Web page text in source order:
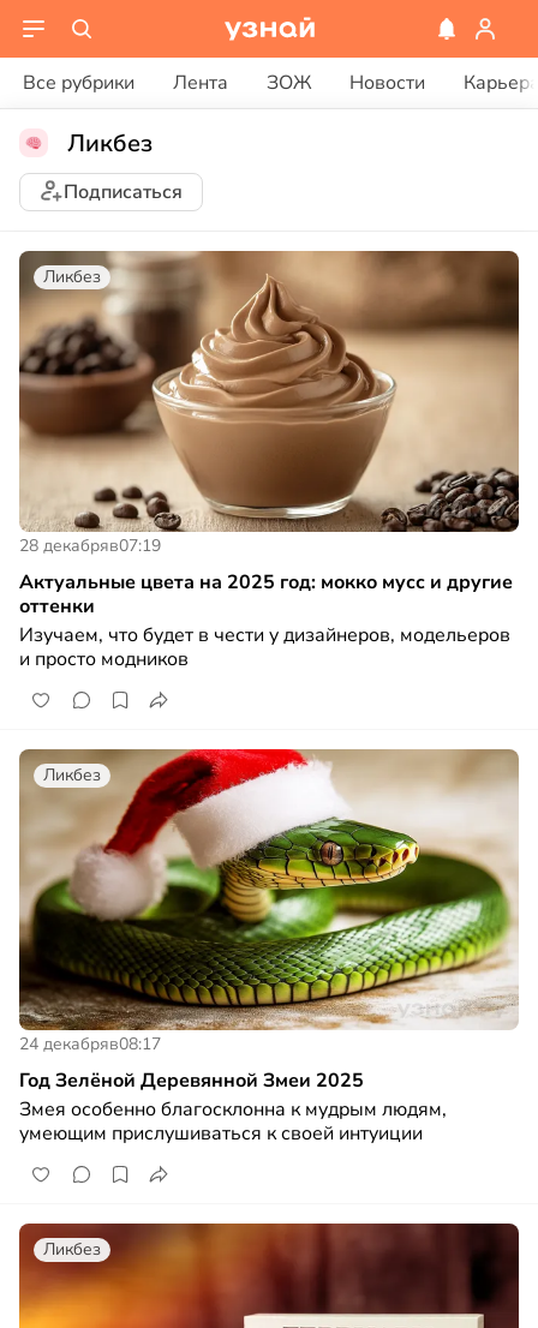
Все рубрики Лента ЗОЖ Новости
Ликбез
Подписаться
Ликбез
28 декабряв07:19
Актуальные цвета на 2025 год: мокко мусс и другие
оттенки
Изучаем, что будет в чести у дизайнеров, модельеров
и просто модников
Ликбез
24 декабряв08:17
Год Зелёной Деревянной Змеи 2025
Змея особенно благосклонна к мудрым людям,
умеющим прислушиваться к своей интуиции
Ликбез